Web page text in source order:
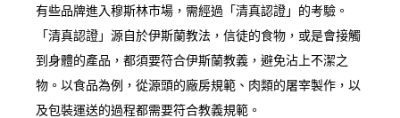
有些品牌進入穆斯林市場，需經過「清真認證」的考驗。
「清真認證」源自於伊斯蘭教法，信徒的食物，或是會接觸
到身體的產品，都須要符合伊斯蘭教義，避免沾上不潔之
物。以食品為例，從源頭的廠房規範、肉類的屠宰製作，以
及包裝運送的過程都需要符合教義規範。